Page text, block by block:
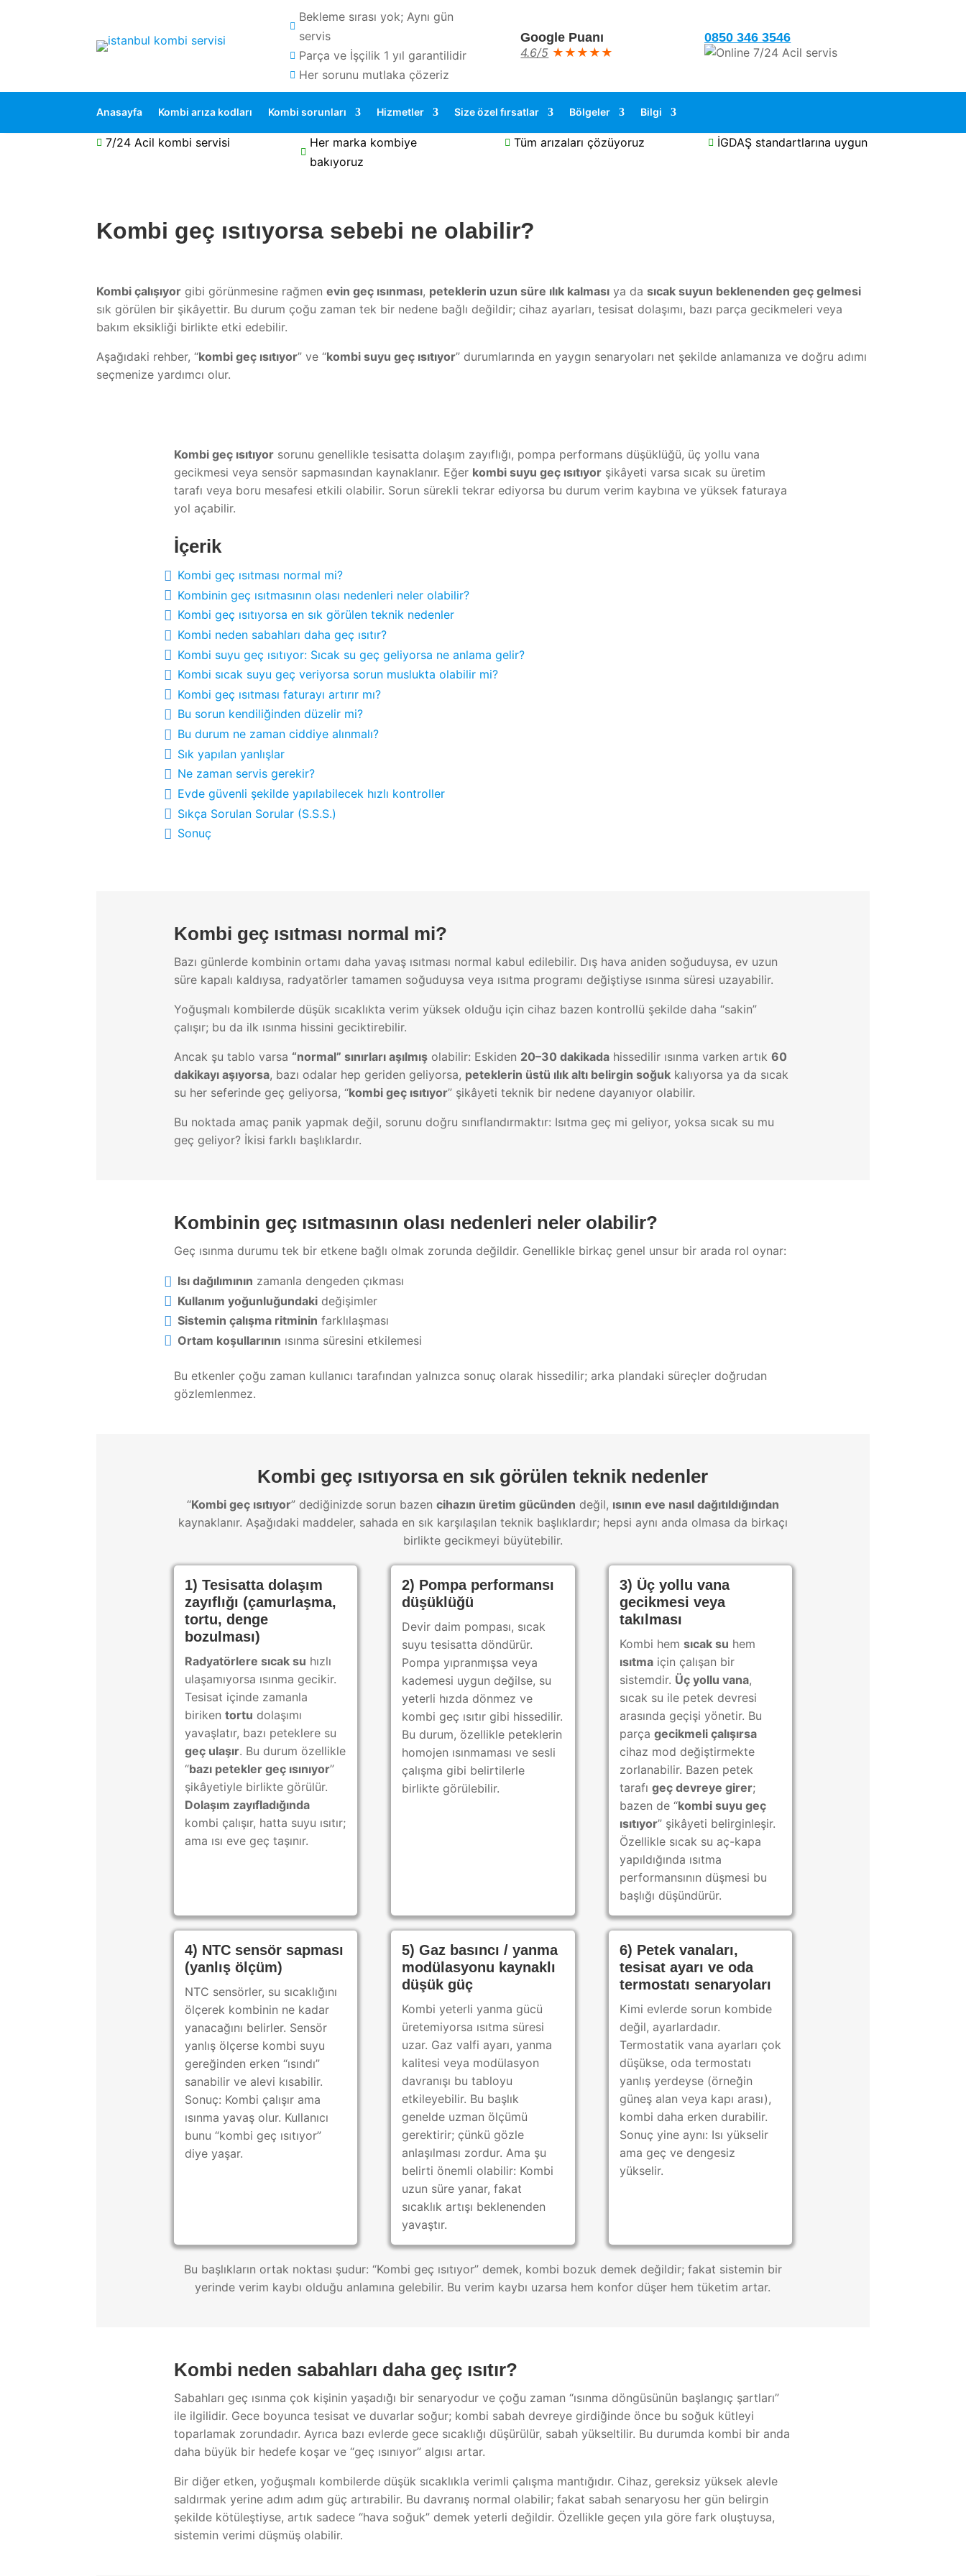

Bekleme sırası yok; Aynı gün
servis
 Parça ve İşçilik 1 yıl garantilidir
 Her sorunu mutlaka çözeriz
Google Puanı
4.6/5 ★★★★★
0850 346 3546
7/24 Acil servis
Anasayfa Kombi arıza kodları Kombi sorunları Hizmetler Size özel fırsatlar Bölgeler Bilgi
 7/24 Acil kombi servisi

Her marka kombiye
bakıyoruz
 Tüm arızaları çözüyoruz  İGDAŞ standartlarına uygun
Kombi geç ısıtıyorsa sebebi ne olabilir?
Kombi çalışıyor gibi görünmesine rağmenevin geç ısınması, peteklerin uzun süre ılık kalması ya dasıcak suyun beklenenden geç gelmesi
sık görülen bir şikâyettir. Bu durum çoğu zaman tek bir nedene bağlı değildir; cihaz ayarları, tesisat dolaşımı, bazı parça gecikmeleri veya
bakım eksikliği birlikte etki edebilir.
Aşağıdaki rehber, “kombi geç ısıtıyor” ve “kombi suyu geç ısıtıyor” durumlarında en yaygın senaryoları net şekilde anlamanıza ve doğru adımı
seçmenize yardımcı olur.
Kombi geç ısıtıyorsorunu genellikle tesisatta dolaşım zayıflığı, pompa performans düşüklüğü, üç yollu vana
gecikmesi veya sensör sapmasından kaynaklanır. Eğer kombi suyu geç ısıtıyorşikâyeti varsa sıcak su üretim
tarafı veya boru mesafesi etkili olabilir. Sorun sürekli tekrar ediyorsa bu durum verim kaybına ve yüksek faturaya
yol açabilir.
İçerik
Kombi geç ısıtması normal mi?
Kombinin geç ısıtmasının olası nedenleri neler olabilir?
Kombi geç ısıtıyorsa en sık görülen teknik nedenler
Kombi neden sabahları daha geç ısıtır?
Kombi suyu geç ısıtıyor: Sıcak su geç geliyorsa ne anlama gelir?
Kombi sıcak suyu geç veriyorsa sorun muslukta olabilir mi?
Kombi geç ısıtması faturayı artırır mı?
Bu sorun kendiliğinden düzelir mi?
Bu durum ne zaman ciddiye alınmalı?
Sık yapılan yanlışlar
Ne zaman servis gerekir?
Evde güvenli şekilde yapılabilecek hızlı kontroller
Sıkça Sorulan Sorular (S.S.S.)
Sonuç
Kombi geç ısıtması normal mi?
Bazı günlerde kombinin ortamı daha yavaş ısıtması normal kabul edilebilir. Dış hava aniden soğuduysa, ev uzun
süre kapalı kaldıysa, radyatörler tamamen soğuduysa veya ısıtma programı değiştiyse ısınma süresi uzayabilir.
Yoğuşmalı kombilerde düşük sıcaklıkta verim yüksek olduğu için cihaz bazen kontrollü şekilde daha “sakin”
çalışır; bu da ilk ısınma hissini geciktirebilir.
Ancak şu tablo varsa “normal” sınırları aşılmışolabilir: Eskiden 20–30 dakikadahissedilir ısınma varken artık 60
dakikayı aşıyorsa, bazı odalar hep geriden geliyorsa, peteklerin üstü ılık altı belirgin soğukkalıyorsa ya da sıcak
su her seferinde geç geliyorsa, “kombi geç ısıtıyor” şikâyeti teknik bir nedene dayanıyor olabilir.
Bu noktada amaç panik yapmak değil, sorunu doğru sınıflandırmaktır: Isıtma geç mi geliyor, yoksa sıcak su mu
geç geliyor? İkisi farklı başlıklardır.
Kombinin geç ısıtmasının olası nedenleri neler olabilir?
Geç ısınma durumu tek bir etkene bağlı olmak zorunda değildir. Genellikle birkaç genel unsur bir arada rol oynar:
Isı dağılımının zamanla dengeden çıkması
Kullanım yoğunluğundakideğişimler
Sistemin çalışma ritminin farklılaşması
Ortam koşullarının ısınma süresini etkilemesi
Bu etkenler çoğu zaman kullanıcı tarafından yalnızca sonuç olarak hissedilir; arka plandaki süreçler doğrudan
gözlemlenmez.
Kombi geç ısıtıyorsa en sık görülen teknik nedenler
“Kombi geç ısıtıyor” dediğinizde sorun bazen cihazın üretim gücünden değil, ısının eve nasıl dağıtıldığından
kaynaklanır. Aşağıdaki maddeler, sahada en sık karşılaşılan teknik başlıklardır; hepsi aynı anda olmasa da birkaçı
birlikte gecikmeyi büyütebilir.
1) Tesisatta dolaşım
zayıflığı (çamurlaşma,
tortu, denge
bozulması)
Radyatörlere sıcak su hızlı
ulaşamıyorsa ısınma gecikir.
Tesisat içinde zamanla
biriken tortu dolaşımı
yavaşlatır, bazı peteklere su
geç ulaşır. Bu durum özellikle
“bazı petekler geç ısınıyor”
şikâyetiyle birlikte görülür.
Dolaşım zayıfladığında
kombi çalışır, hatta suyu ısıtır;
ama ısı eve geç taşınır.
2) Pompa performansı
düşüklüğü
Devir daim pompası, sıcak
suyu tesisatta döndürür.
Pompa yıpranmışsa veya
kademesi uygun değilse, su
yeterli hızda dönmez ve
kombi geç ısıtır gibi hissedilir.
Bu durum, özellikle peteklerin
homojen ısınmaması ve sesli
çalışma gibi belirtilerle
birlikte görülebilir.
3) Üç yollu vana
gecikmesi veya
takılması
Kombi hem sıcak su hem
ısıtmaiçin çalışan bir
sistemdir. Üç yollu vana,
sıcak su ile petek devresi
arasında geçişi yönetir. Bu
parça gecikmeli çalışırsa
cihaz mod değiştirmekte
zorlanabilir. Bazen petek
tarafı geç devreye girer;
bazen de “kombi suyu geç
ısıtıyor” şikâyeti belirginleşir.
Özellikle sıcak su aç-kapa
yapıldığında ısıtma
performansının düşmesi bu
başlığı düşündürür.
4) NTC sensör sapması
(yanlış ölçüm)
NTC sensörler, su sıcaklığını
ölçerek kombinin ne kadar
yanacağını belirler. Sensör
yanlış ölçerse kombi suyu
gereğinden erken “ısındı”
sanabilir ve alevi kısabilir.
Sonuç: Kombi çalışır ama
ısınma yavaş olur. Kullanıcı
bunu “kombi geç ısıtıyor”
diye yaşar.
5) Gaz basıncı / yanma
modülasyonu kaynaklı
düşük güç
Kombi yeterli yanma gücü
üretemiyorsa ısıtma süresi
uzar. Gaz valfi ayarı, yanma
kalitesi veya modülasyon
davranışı bu tabloyu
etkileyebilir. Bu başlık
genelde uzman ölçümü
gerektirir; çünkü gözle
anlaşılması zordur. Ama şu
belirti önemli olabilir: Kombi
uzun süre yanar, fakat
sıcaklık artışı beklenenden
yavaştır.
6) Petek vanaları,
tesisat ayarı ve oda
termostatı senaryoları
Kimi evlerde sorun kombide
değil, ayarlardadır.
Termostatik vana ayarları çok
düşükse, oda termostatı
yanlış yerdeyse (örneğin
güneş alan veya kapı arası),
kombi daha erken durabilir.
Sonuç yine aynı: Isı yükselir
ama geç ve dengesiz
yükselir.
Bu başlıkların ortak noktası şudur: “Kombi geç ısıtıyor” demek, kombi bozuk demek değildir; fakat sistemin bir
yerinde verim kaybı olduğu anlamına gelebilir. Bu verim kaybı uzarsa hem konfor düşer hem tüketim artar.
Kombi neden sabahları daha geç ısıtır?
Sabahları geç ısınma çok kişinin yaşadığı bir senaryodur ve çoğu zaman “ısınma döngüsünün başlangıç şartları”
ile ilgilidir. Gece boyunca tesisat ve duvarlar soğur; kombi sabah devreye girdiğinde önce bu soğuk kütleyi
toparlamak zorundadır. Ayrıca bazı evlerde gece sıcaklığı düşürülür, sabah yükseltilir. Bu durumda kombi bir anda
daha büyük bir hedefe koşar ve “geç ısınıyor” algısı artar.
Bir diğer etken, yoğuşmalı kombilerde düşük sıcaklıkla verimli çalışma mantığıdır. Cihaz, gereksiz yüksek alevle
saldırmak yerine adım adım güç artırabilir. Bu davranış normal olabilir; fakat sabah senaryosu her gün belirgin
şekilde kötüleştiyse, artık sadece “hava soğuk” demek yeterli değildir. Özellikle geçen yıla göre fark oluştuysa,
sistemin verimi düşmüş olabilir.